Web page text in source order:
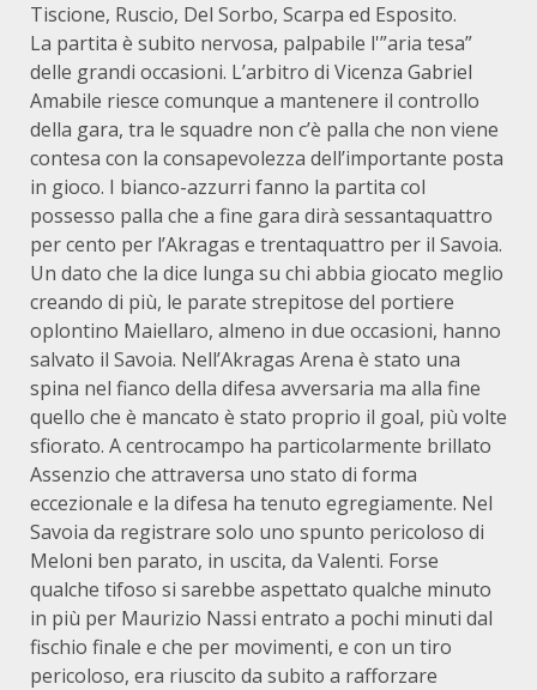
Tiscione, Ruscio, Del Sorbo, Scarpa ed Esposito.
La partita è subito nervosa, palpabile l'”aria tesa”
delle grandi occasioni. L’arbitro di Vicenza Gabriel
Amabile riesce comunque a mantenere il controllo
della gara, tra le squadre non c’è palla che non viene
contesa con la consapevolezza dell’importante posta
in gioco. I bianco-azzurri fanno la partita col
possesso palla che a fine gara dirà sessantaquattro
per cento per l’Akragas e trentaquattro per il Savoia.
Un dato che la dice lunga su chi abbia giocato meglio
creando di più, le parate strepitose del portiere
oplontino Maiellaro, almeno in due occasioni, hanno
salvato il Savoia. Nell’Akragas Arena è stato una
spina nel fianco della difesa avversaria ma alla fine
quello che è mancato è stato proprio il goal, più volte
sfiorato. A centrocampo ha particolarmente brillato
Assenzio che attraversa uno stato di forma
eccezionale e la difesa ha tenuto egregiamente. Nel
Savoia da registrare solo uno spunto pericoloso di
Meloni ben parato, in uscita, da Valenti. Forse
qualche tifoso si sarebbe aspettato qualche minuto
in più per Maurizio Nassi entrato a pochi minuti dal
fischio finale e che per movimenti, e con un tiro
pericoloso, era riuscito da subito a rafforzare